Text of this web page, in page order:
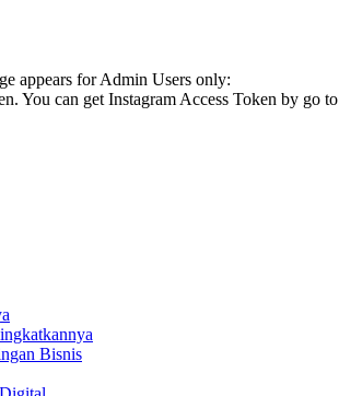
appears for Admin Users only:
You can get Instagram Access Token by go to
Bisnis